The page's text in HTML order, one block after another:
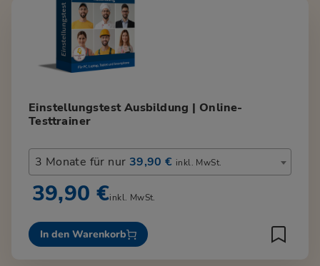
Einstellungstest Ausbildung | Online-
Testtrainer
3 Monate für nur 39,90 € inkl. MwSt.
39,90 €inkl. MwSt.
In den Warenkorb